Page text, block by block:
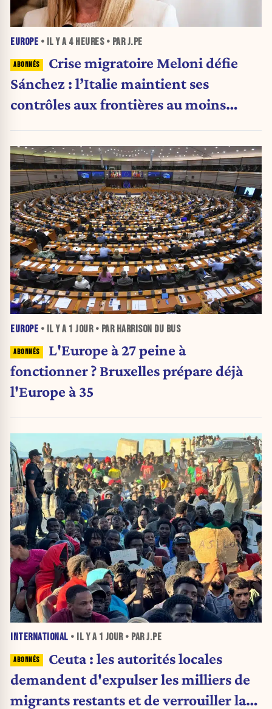
EUROPE • IL Y A 4 HEURES• PAR J.PE
Crise migratoire Meloni défie
Sánchez : l’Italie maintient ses
contrôles aux frontières au moins
EUROPE • IL Y A 1 JOUR• PAR HARRISON DU BUS
L'Europe à 27 peine à
fonctionner ? Bruxelles prépare déjà
l'Europe à 35
INTERNATIONAL • IL Y A 1 JOUR• PAR J.PE
Ceuta : les autorités locales
demandent d'expulser les milliers de
migrants restants et de verrouiller la